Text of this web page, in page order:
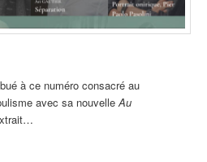
à ce numéro consacré au
avec sa nouvelleAu